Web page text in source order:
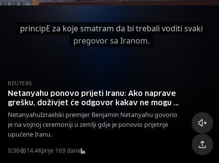
principE za koje smatram da bi trebali voditi svaki
pregovor sa Iranom.
REUTERS
Netanyahu ponovo prijeti Iranu: Ako naprave
grešku, doživjet će odgovor kakav ne mogu ni
zamisliti
NetanyahuIzraelski premijer Benjamin Netanyahu govorio
je na vojnoj ceremoniji u zemlji gdje je ponovio prijetnje
upućene Iranu.
0:36 14.4Kprije 169 dana